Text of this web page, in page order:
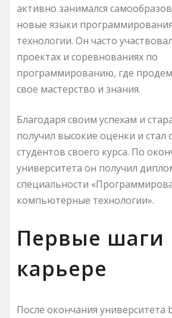
активно занимался
новые языки
технологии. Он часто
проектах и соревнованиях по
программированию, где
свое мастерство и знания.
Благодаря своим успехам и
получил высокие оценки и
студентов своего курса. По
университета он получил
специальности
компьютерные технологии».
Первые шаги
карьере
После окончания университета